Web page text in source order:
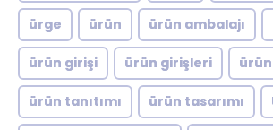
ürge ürün ürün ambalajı
ürün girişi ürün girişleri ürün
ürün tanıtımı ürün tasarımı